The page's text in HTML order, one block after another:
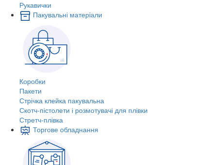
Рукавички
Пакувальні матеріали
Коробки
Пакети
Стрічка клейка пакувальна
Скотч-пістолети і розмотувачі для плівки
Стретч-плівка
Торгове обладнання